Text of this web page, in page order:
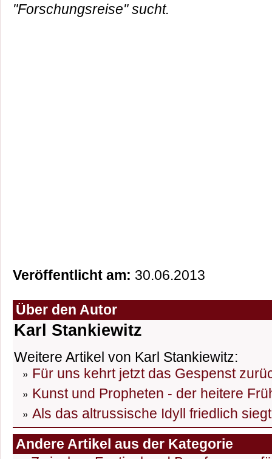
"Forschungsreise" sucht.
Veröffentlicht am: 30.06.2013
Über den Autor
Karl Stankiewitz
Weitere Artikel von Karl Stankiewitz:
Für uns kehrt jetzt das Gespenst
Kunst und Propheten - der heitere
Als das altrussische Idyll friedlich
Andere Artikel aus der Kategorie